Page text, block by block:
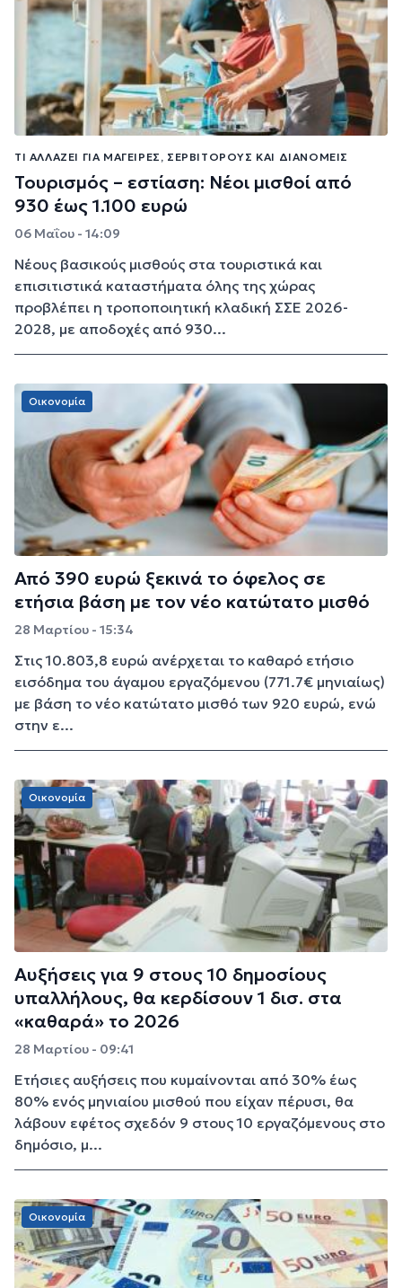
ΤΙ ΑΛΛΆΖΕΙ ΓΙΑ ΜΆΓΕΙΡΕΣ, ΣΕΡΒΙΤΌΡΟΥΣ ΚΑΙ ΔΙΑΝΟΜΕΊΣ
Τουρισμός – εστίαση: Νέοι μισθοί από
930 έως 1.100 ευρώ
06 Μαΐου - 14:09
Νέους βασικούς μισθούς στα τουριστικά και
επισιτιστικά καταστήματα όλης της χώρας
προβλέπει η τροποποιητική κλαδική ΣΣΕ 2026-
2028, με αποδοχές από 930...
Οικονομία
Από 390 ευρώ ξεκινά το όφελος σε
ετήσια βάση με τον νέο κατώτατο μισθό
28 Μαρτίου - 15:34
Στις 10.803,8 ευρώ ανέρχεται το καθαρό ετήσιο
εισόδημα του άγαμου εργαζόμενου (771.7€ μηνιαίως)
με βάση το νέο κατώτατο μισθό των 920 ευρώ, ενώ
στην ε...
Οικονομία
Αυξήσεις για 9 στους 10 δημοσίους
υπαλλήλους, θα κερδίσουν 1 δισ. στα
«καθαρά» το 2026
28 Μαρτίου - 09:41
Ετήσιες αυξήσεις που κυμαίνονται από 30% έως
80% ενός μηνιαίου μισθού που είχαν πέρυσι, θα
λάβουν εφέτος σχεδόν 9 στους 10 εργαζόμενους στο
δημόσιο, μ...
Οικονομία